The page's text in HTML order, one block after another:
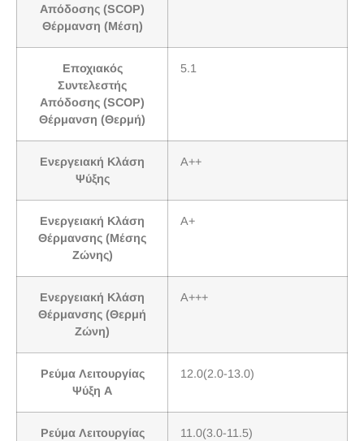
Απόδοσης (SCOP)
Θέρμανση (Μέση)
Εποχιακός
Συντελεστής
Απόδοσης (SCOP)
Θέρμανση (Θερμή)
5.1
Ενεργειακή Κλάση
Ψύξης
A++
Ενεργειακή Κλάση
Θέρμανσης (Μέσης
Ζώνης)
A+
Ενεργειακή Κλάση
Θέρμανσης (Θερμή
Ζώνη)
A+++
Ρεύμα Λειτουργίας
Ψύξη A
12.0(2.0-13.0)
Ρεύμα Λειτουργίας
11.0(3.0-11.5)